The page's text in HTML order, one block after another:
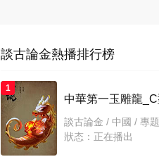
談古論金熱播排行榜
1
談古論金 / 中國 / 專題
狀态：正在播出